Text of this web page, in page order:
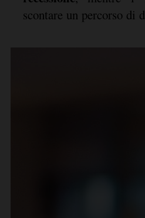
scontare un percorso di